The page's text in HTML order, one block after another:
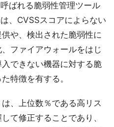
ばれる脆弱性管理ツール
、CVSSスコアによらない
や、検出された脆弱性に
ファイアウォールをはじ
できない機器に対する脆
特徴を有する。
、上位数％である高リス
て修正することであり、